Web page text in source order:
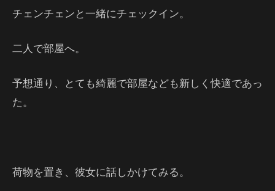
チェンチェンと一緒にチェックイン。
二人で部屋へ。
予想通り、とても綺麗で部屋なども新しく快適であっ
た。
荷物を置き、彼女に話しかけてみる。